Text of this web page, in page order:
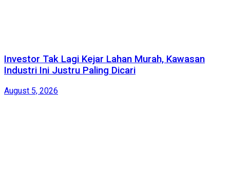
Investor Tak Lagi Kejar Lahan Murah, Kawasan
Industri Ini Justru Paling Dicari
August 5, 2026